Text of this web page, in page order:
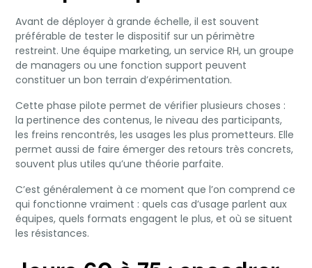
Avant de déployer à grande échelle, il est souvent
préférable de tester le dispositif sur un périmètre
restreint. Une équipe marketing, un service RH, un groupe
de managers ou une fonction support peuvent
constituer un bon terrain d’expérimentation.
Cette phase pilote permet de vérifier plusieurs choses :
la pertinence des contenus, le niveau des participants,
les freins rencontrés, les usages les plus prometteurs. Elle
permet aussi de faire émerger des retours très concrets,
souvent plus utiles qu’une théorie parfaite.
C’est généralement à ce moment que l’on comprend ce
qui fonctionne vraiment : quels cas d’usage parlent aux
équipes, quels formats engagent le plus, et où se situent
les résistances.